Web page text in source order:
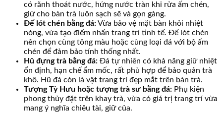
có rãnh thoát nước, hứng nước tràn khi rửa ấm chén,
giữ cho bàn trà luôn sạch sẽ và gọn gàng.
Đế lót chén bằng đá:Vừa bảo vệ mặt bàn khỏi nhiệt
nóng, vừa tạo điểm nhấn trang trí tinh tế. Đế lót chén
nên chọn cùng tông màu hoặc cùng loại đá với bộ ấm
chén để đảm bảo tính thống nhất.
Hũ đựng trà bằng đá: Đá tự nhiên có khả năng giữ nhiệt
ổn định, hạn chế ẩm mốc, rất phù hợp để bảo quản trà
khô. Hũ đá còn là vật trang trí đẹp mắt trên bàn trà.
Tượng Tỳ Hưu hoặc tượng trà sư bằng đá: Phụ kiện
phong thủy đặt trên khay trà, vừa có giá trị trang trí vừa
mang ý nghĩa chiêu tài, giữ của.